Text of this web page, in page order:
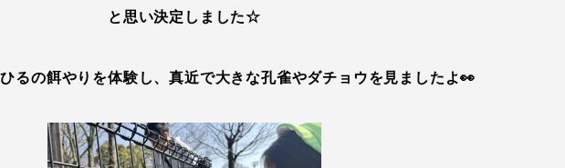
と思い決定しました☆
るの餌やりを体験し、真近で大きな孔雀やダチョウを見ましたよ👀